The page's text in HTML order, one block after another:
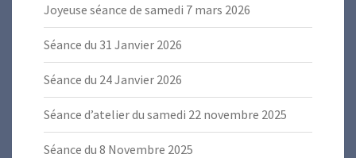
Joyeuse séance de samedi 7 mars 2026
Séance du 31 Janvier 2026
Séance du 24 Janvier 2026
Séance d’atelier du samedi 22 novembre 2025
Séance du 8 Novembre 2025